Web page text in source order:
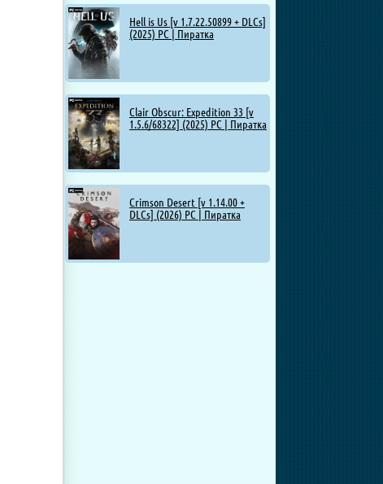
Hell is Us [v 1.7.22.50899 + DLCs]
(2025) PC | Пиратка
Clair Obscur: Expedition 33 [v
1.5.6/68322] (2025) PC | Пиратка
Crimson Desert [v 1.14.00 +
DLCs] (2026) PC | Пиратка